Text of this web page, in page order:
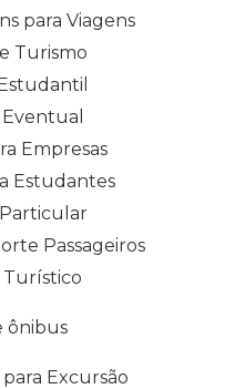
para Viagens
Turismo
Empresas
Estudantes
Passageiros
ônibus
Excursão